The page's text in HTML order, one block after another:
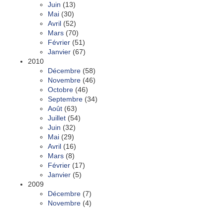
Juin (13)
Mai (30)
Avril (52)
Mars (70)
Février (51)
Janvier (67)
2010
Décembre (58)
Novembre (46)
Octobre (46)
Septembre (34)
Août (63)
Juillet (54)
Juin (32)
Mai (29)
Avril (16)
Mars (8)
Février (17)
Janvier (5)
2009
Décembre (7)
Novembre (4)